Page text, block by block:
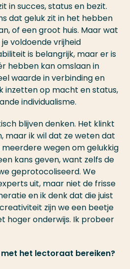
in succes, status en bezit.
dat geluk zit in het hebben
of een groot huis. Maar wat
voldoende vrijheid
is belangrijk, maar er is
hebben kan omslaan in
waarde in verbinding en
inzetten op macht en status,
individualisme.
blijven denken. Het klinkt
maar ik wil dat ze weten dat
meerdere wegen om gelukkig
kans geven, want zelfs de
geprotocoliseerd. We
uit, maar niet de frisse
en ik denk dat die juist
zijn we een beetje
hoger onderwijs. Ik probeer
het lectoraat bereiken?